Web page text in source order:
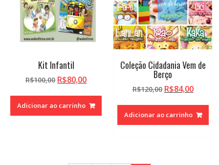
Kit Infantil
R$100,00 O
original
era:
R$80,00O
atual
é:
Adicionar ao carrinho
Coleção Cidadania Vem de
Berço
R$120,00 O
original
era:
R$84,00O
atual
é:
Adicionar ao carrinho